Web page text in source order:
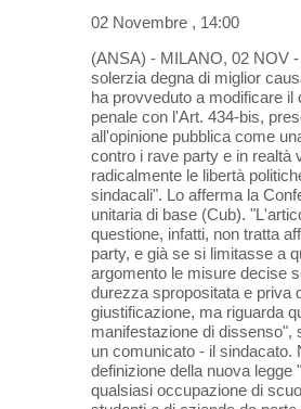
02 Novembre , 14:00
(ANSA) - MILANO, 02 NOV
solerzia degna di miglior
ha provveduto a modificare il
penale con l'Art. 434-bis,
all'opinione pubblica come
contro i rave party e in realtà
radicalmente le libertà
sindacali". Lo afferma la
unitaria di base (Cub).
questione, infatti, non tratta
party, e già se si limitasse a
argomento le misure decise
durezza spropositata e priva
giustificazione, ma riguarda
manifestazione di dissenso",
un comunicato - il sindacato.
definizione della nuova legge
qualsiasi occupazione di